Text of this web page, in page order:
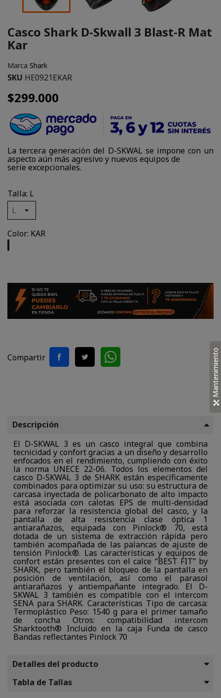
Casco Shark D-Skwall 3 Blast-R Mat
Kar
Marca Shark
SKU HE0921EKAR
$299.000
La tercera generación del D-SKWAL se impone con un
aspecto aún más agresivo y nuevos equipos de
serie excepcionales.
Talla: L
Color: KAR
Compartir
Descripción
El D-SKWAL 3 es un casco integral que combina
tecnicidad y confort gracias a un diseño y desarrollo
enfocados en el rendimiento, cumpliendo con éxito
la norma UNECE 22-06. Todos los elementos del
casco D-SKWAL 3 de SHARK están específicamente
combinados para optimizar su uso: su estructura de
carcasa inyectada de policarbonato de alto impacto
está asociada con calotas EPS de multi-densidad
para reforzar la resistencia global del casco, y la
pantalla de alta resistencia clase óptica 1
antiarañazos, equipada con Pinlock® 70, está
dotada de un sistema de extracción rápida pero
también acompañada de las palancas de ajuste de
tensión Pinlock®. Las características y equipos de
confort están presentes con el calce “BEST FIT” by
SHARK, pero también el bloqueo de la pantalla en
posición de ventilación, así como el parasol
antiarañazos y antiempañante integrado. El D-
SKWAL 3 también es compatible con el intercom
SENA para SHARK. Características Tipo de carcasa:
Termoplástico Peso: 1540 g para el primer tamaño
de concha Otros: compatibilidad intercom
Sharktooth® Incluido en la caja Funda de casco
Bandas reflectantes Pinlock 70
Detalles del producto
Tabla de Tallas
Mantenimiento